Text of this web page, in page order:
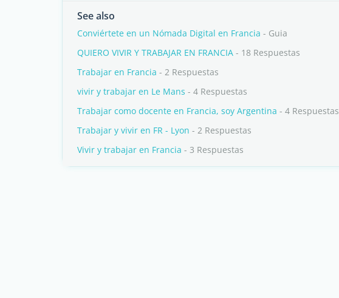
See also
Conviértete en un Nómada Digital en Francia - Guia
QUIERO VIVIR Y TRABAJAR EN FRANCIA - 18 Respuestas
Trabajar en Francia - 2 Respuestas
vivir y trabajar en Le Mans - 4 Respuestas
Trabajar como docente en Francia, soy Argentina - 4 Respuestas
Trabajar y vivir en FR - Lyon - 2 Respuestas
Vivir y trabajar en Francia - 3 Respuestas